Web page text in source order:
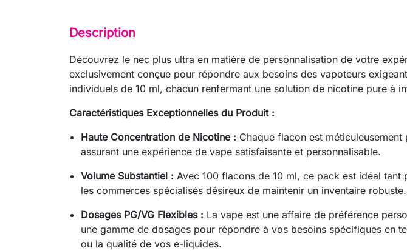
Description
Découvrez le nec plus ultra en matière de personnalisation de votre
exclusivement conçue pour répondre aux besoins des vapoteurs
individuels de 10 ml, chacun renfermant une solution de nicotine pure à
Caractéristiques Exceptionnelles du Produit :
Haute Concentration de Nicotine : Chaque flacon est
assurant une expérience de vape satisfaisante et personnalisable.
Volume Substantiel : Avec 100 flacons de 10 ml, ce pack est idéal
les commerces spécialisés désireux de maintenir un inventaire robuste.
Dosages PG/VG Flexibles : La vape est une affaire de préférence
une gamme de dosages pour répondre à vos besoins spécifiques en
ou la qualité de vos e-liquides.